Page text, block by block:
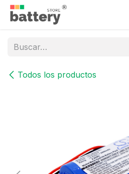
Ir al contenido
Todos los productos